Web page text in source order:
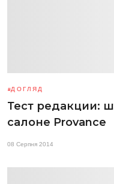
ДОГЛЯД
Тест редакции:
салоне Provance
08 Серпня 2014